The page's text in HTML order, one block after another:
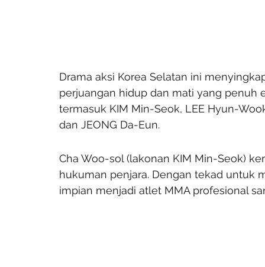
Drama aksi Korea Selatan ini
perjuangan hidup dan mati yang penuh
termasuk KIM Min-Seok, LEE Hyun-
dan JEONG Da-Eun.
Cha Woo-sol (lakonan KIM Min-Seok)
hukuman penjara. Dengan tekad untuk
impian menjadi atlet MMA profesional